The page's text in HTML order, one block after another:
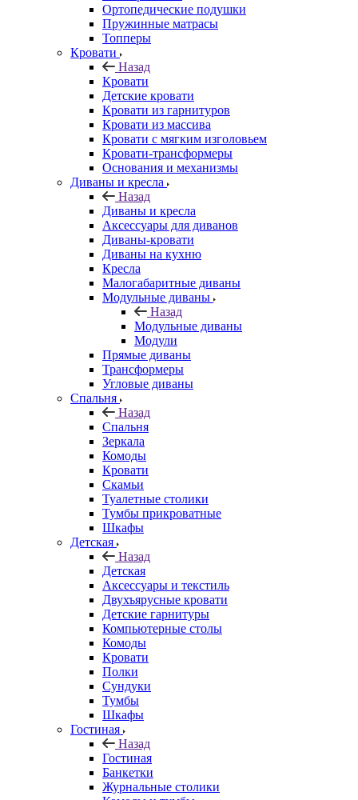
Ортопедические подушки
Пружинные матрасы
Топперы
Кровати
Назад
Кровати
Детские кровати
Кровати из гарнитуров
Кровати из массива
Кровати с мягким изголовьем
Кровати-трансформеры
Основания и механизмы
Диваны и кресла
Назад
Диваны и кресла
Аксессуары для диванов
Диваны-кровати
Диваны на кухню
Кресла
Малогабаритные диваны
Модульные диваны
Назад
Модульные диваны
Модули
Прямые диваны
Трансформеры
Угловые диваны
Спальня
Назад
Спальня
Зеркала
Комоды
Кровати
Скамьи
Туалетные столики
Тумбы прикроватные
Шкафы
Детская
Назад
Детская
Аксессуары и текстиль
Двухъярусные кровати
Детские гарнитуры
Компьютерные столы
Комоды
Кровати
Полки
Сундуки
Тумбы
Шкафы
Гостиная
Назад
Гостиная
Банкетки
Журнальные столики